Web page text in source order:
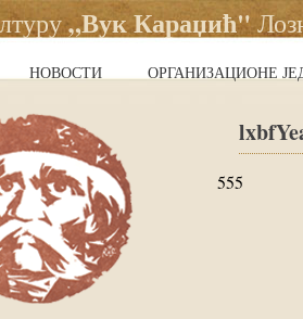
„Вук Караџић"
НОВОСТИ ОРГАНИЗАЦИОНЕ
555